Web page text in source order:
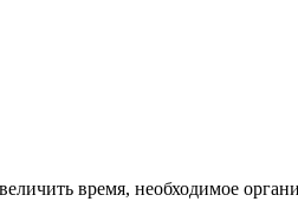
время, необходимое